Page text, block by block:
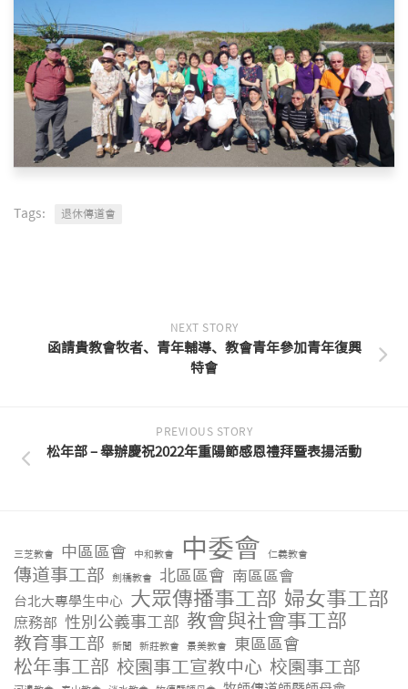
Tags: 退休傳道會
NEXT STORY
函請貴教會牧者、青年輔導、教會青年參加青年復興
特會
PREVIOUS STORY
松年部 – 舉辦慶祝2022年重陽節感恩禮拜暨表揚活動
三芝教會 中區區會 中和教會 中委會 仁義教會
傳道事工部 劍橋教會 北區區會 南區區會
台北大專學生中心 大眾傳播事工部 婦女事工部
庶務部 性別公義事工部 教會與社會事工部
教育事工部 新聞 新莊教會 景美教會 東區區會
松年事工部 校園事工宣教中心 校園事工部